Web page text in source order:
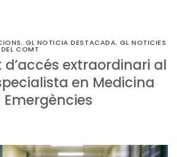
,GL NOTICIA DESTACADA,GL NOTICIES
COMT
extraordinari al
en Medicina
Emergències